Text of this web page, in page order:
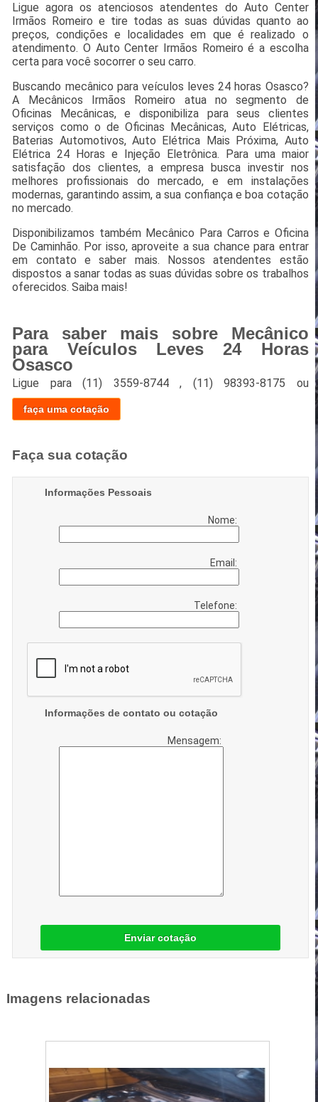
Ligue agora os atenciosos atendentes do Auto Center
Irmãos Romeiro e tire todas as suas dúvidas quanto ao
preços, condições e localidades em que é realizado o
atendimento. O Auto Center Irmãos Romeiro é a escolha
certa para você socorrer o seu carro.
Buscando mecânico para veículos leves 24 horas Osasco?
A Mecânicos Irmãos Romeiro atua no segmento de
Oficinas Mecânicas, e disponibiliza para seus clientes
serviços como o de Oficinas Mecânicas, Auto Elétricas,
Baterias Automotivos, Auto Elétrica Mais Próxima, Auto
Elétrica 24 Horas e Injeção Eletrônica. Para uma maior
satisfação dos clientes, a empresa busca investir nos
melhores profissionais do mercado, e em instalações
modernas, garantindo assim, a sua confiança e boa cotação
no mercado.
Disponibilizamos também Mecânico Para Carros e Oficina
De Caminhão. Por isso, aproveite a sua chance para entrar
em contato e saber mais. Nossos atendentes estão
dispostos a sanar todas as suas dúvidas sobre os trabalhos
oferecidos. Saiba mais!
Para saber mais sobre Mecânico
para Veículos Leves 24 Horas
Osasco
Ligue para(11) 3559-8744 , (11) 98393-8175 ou
faça uma cotação
Faça sua cotação
Informações Pessoais
Nome:
Email:
Telefone:
Informações de contato ou cotação
Mensagem:
Enviar cotação
Imagens relacionadas